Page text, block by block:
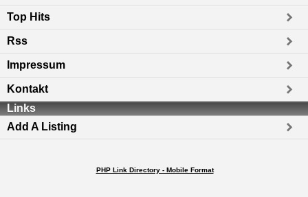
Top Hits
Rss
Impressum
Kontakt
Links
Add A Listing
PHP Link Directory - Mobile Format